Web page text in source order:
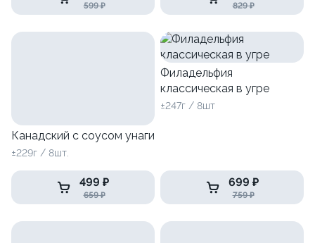
599 ₽ 829 ₽
Канадский с соусом унаги
±229г / 8шт.
499 ₽
659 ₽
Филадельфия
классическая в угре
±247г / 8шт
699 ₽
759 ₽